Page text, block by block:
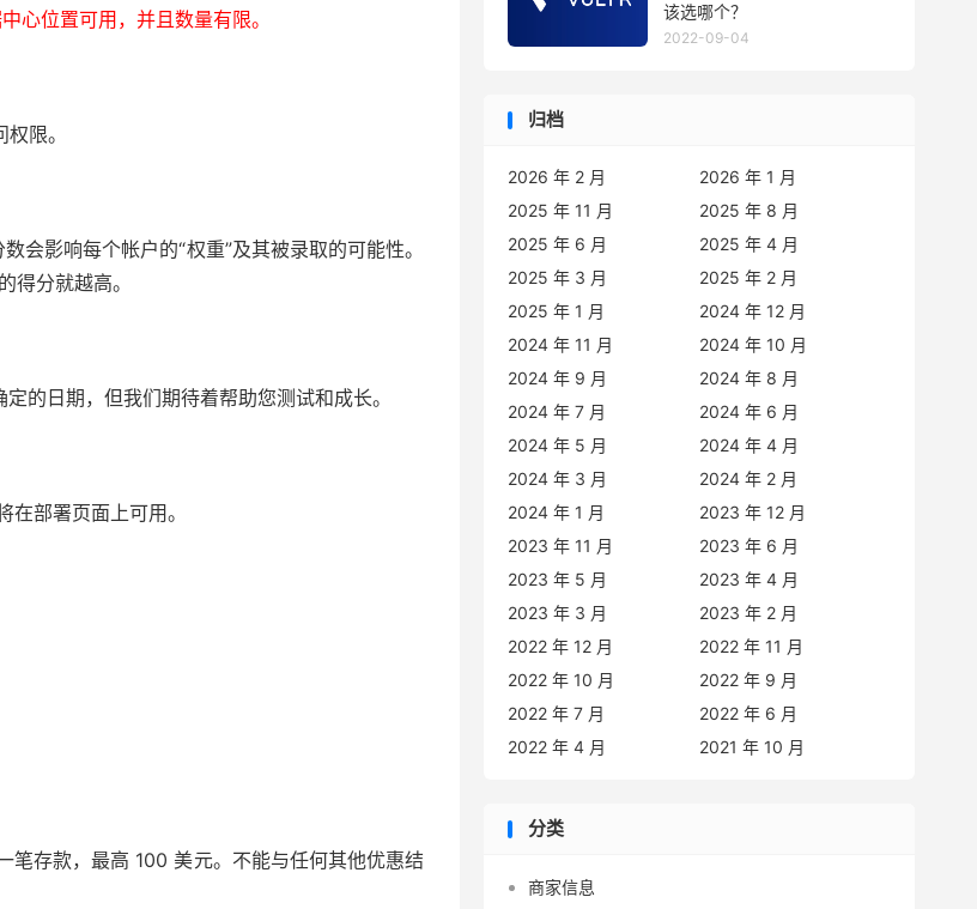
心位置可用，并且数量有限。
限。
会影响每个帐户的“权重”及其被录取的可能性。
得分就越高。
的日期，但我们期待着帮助您测试和成长。
部署页面上可用。
存款，最高 100 美元。不能与任何其他优惠结
该选哪个？
2022-09-04
归档
2026 年 2 月
2026 年 1 月
2025 年 11 月
2025 年 8 月
2025 年 6 月
2025 年 4 月
2025 年 3 月
2025 年 2 月
2025 年 1 月
2024 年 12 月
2024 年 11 月
2024 年 10 月
2024 年 9 月
2024 年 8 月
2024 年 7 月
2024 年 6 月
2024 年 5 月
2024 年 4 月
2024 年 3 月
2024 年 2 月
2024 年 1 月
2023 年 12 月
2023 年 11 月
2023 年 6 月
2023 年 5 月
2023 年 4 月
2023 年 3 月
2023 年 2 月
2022 年 12 月
2022 年 11 月
2022 年 10 月
2022 年 9 月
2022 年 7 月
2022 年 6 月
2022 年 4 月
2021 年 10 月
分类
商家信息